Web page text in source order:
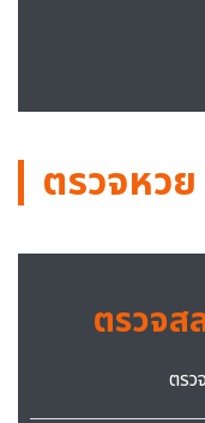
ตรวจหวย
ตรวจส
ตรว